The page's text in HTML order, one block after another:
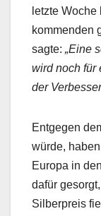
letzte
kommenden
sagte: „Eine
wird noch für
der
Entgegen
würde,
Europa in
dafür
Silberpreis